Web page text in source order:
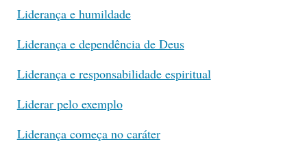
Liderança e humildade
Liderança e dependência de Deus
Liderança e responsabilidade espiritual
Liderar pelo exemplo
Liderança começa no caráter